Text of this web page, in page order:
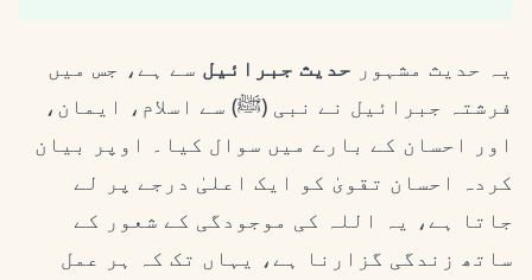
یہ حدیث مشہور حدیث جبرائیل سے ہے، جس میں
فرشتہ جبرائیل نے نبی (ﷺ) سے اسلام، ایمان،
اور احسان کے بارے میں سوال کیا۔ اوپر بیان
کردہ احسان تقویٰ کو ایک اعلیٰ درجے پر لے
جاتا ہے، یہ اللہ کی موجودگی کے شعور کے
ساتھ زندگی گزارنا ہے، یہاں تک کہ ہر عمل